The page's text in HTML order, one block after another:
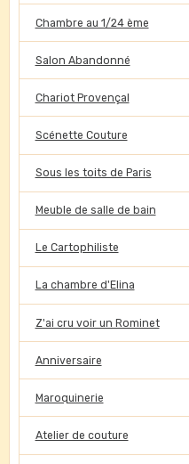
Chambre au 1/24 ème
Salon Abandonné
Chariot Provençal
Scénette Couture
Sous les toits de Paris
Meuble de salle de bain
Le Cartophiliste
La chambre d'Elina
Z'ai cru voir un Rominet
Anniversaire
Maroquinerie
Atelier de couture